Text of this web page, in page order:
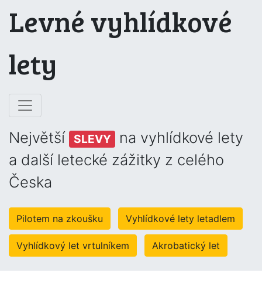
Levné vyhlídkové
lety
Největší SLEVY
na vyhlídkové lety
a další letecké zážitky z celého
Česka
Pilotem na zkoušku Vyhlídkové lety letadlem
Vyhlídkový let vrtulníkem Akrobatický let